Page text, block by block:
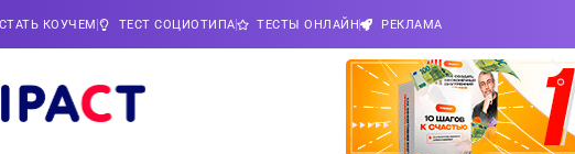
СТАТЬ КОУЧЕМ ТЕСТ СОЦИОТИПА ТЕСТЫ ОНЛАЙН РЕКЛАМА